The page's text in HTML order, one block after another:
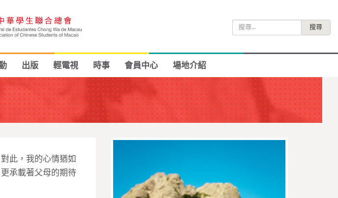
尋
出版 輕電視 時事 會員中心 場地介紹
此，我的心情猶如
承載著父母的期待